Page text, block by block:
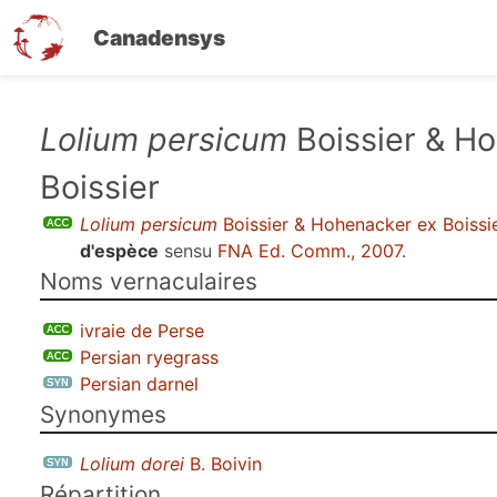
Canadensys
contenu
Lolium persicum Boissier &
Boissier
Lolium persicum Boissier & Hohenacker ex
d'espèce sensu FNA Ed. Comm., 2007.
Noms vernaculaires
ivraie de Perse
Persian ryegrass
Persian darnel
Synonymes
Lolium dorei B. Boivin